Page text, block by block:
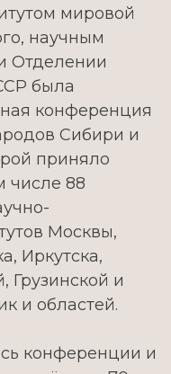
мировой
научным
Отделении
была
конференция
Сибири и
приняло
числе 88
Москвы,
Иркутска,
Грузинской и
и областей.
конференции и